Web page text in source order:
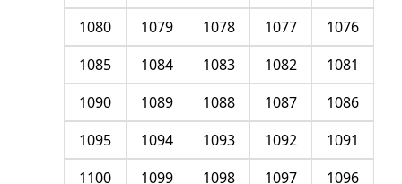
1076
1077
1078
1079
1080
1081
1082
1083
1084
1085
1086
1087
1088
1089
1090
1091
1092
1093
1094
1095
1096
1097
1098
1099
1100